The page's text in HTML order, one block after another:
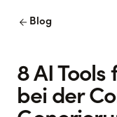
arrow_back Blog
8 AI
bei der